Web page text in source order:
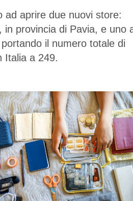
ad aprire due nuovi store:
in provincia di Pavia, e uno
il numero totale di
Italia a 249.